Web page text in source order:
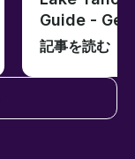
Guide -
記事を読む